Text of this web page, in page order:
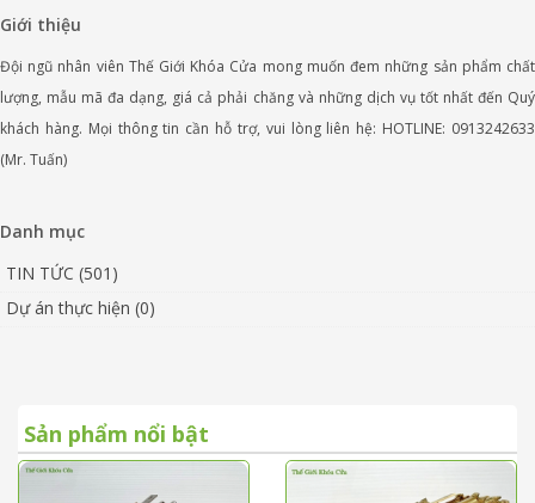
Giới thiệu
Đội ngũ nhân viên Thế Giới Khóa Cửa mong muốn đem những sản phẩm chất
lượng, mẫu mã đa dạng, giá cả phải chăng và những dịch vụ tốt nhất đến Quý
khách hàng. Mọi thông tin cần hỗ trợ, vui lòng liên hệ: HOTLINE: 0913242633
(Mr. Tuấn)
Danh mục
TIN TỨC (501)
Dự án thực hiện (0)
Sản phẩm nổi bật